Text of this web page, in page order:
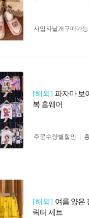
사업자 낱개구매가능
[해외] 파자마 보
복 홈웨어
주문수량별할인
[해외] 여름 얇은
릭터 세트